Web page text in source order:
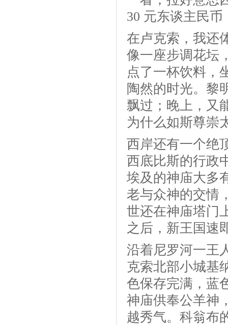
30 元东谈主民
在卢克索，我还
像一座步调花坛
点了一杯饮料，
陶然的时光。黎
飘过；晚上，又
为什么如斯尊崇
西岸还有一个绝
西底比斯的行政
埃及的神庙大多
老与众神的交情
世还在神庙塔门
之后，新王国速
沿着尼罗河一王
克索北部小城基
色保存完满，蓝
神庙供奉公羊神
越秀气。科翁布